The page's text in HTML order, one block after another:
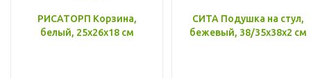
РИСАТОРП Корзина,
белый, 25x26x18 см
СИТА Подушка на стул,
бежевый, 38/35x38x2 см